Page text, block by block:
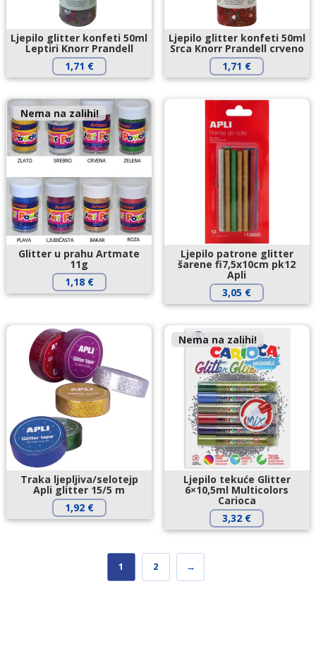
Ljepilo glitter konfeti 50ml
Leptiri Knorr Prandell
1,71 €
Ljepilo glitter konfeti 50ml
Srca Knorr Prandell crveno
1,71 €
Nema na zalihi!
Glitter u prahu Artmate
11g
1,18 €
Ljepilo patrone glitter
šarene fi7,5x10cm pk12
Apli
3,05 €
Traka ljepljiva/selotejp
Apli glitter 15/5 m
1,92 €
Nema na zalihi!
Ljepilo tekuće Glitter
6×10,5ml Multicolors
Carioca
3,32 €
1 2 →